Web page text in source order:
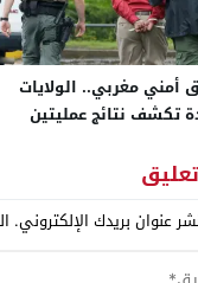
أمني مغربي.. الولايات
تكشف نتائج عمليتين
مرتبطة بكارتلات
مصنفة إرهابية
عنوان بريدك الإلكتروني.